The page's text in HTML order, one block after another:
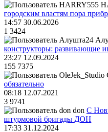
городским властям пора
14:57 30.06.2026
1 3424
конструкторы: развивающие
23:27 12.09.2024
155 7375
обязательно
08:18 12.07.2021
3 9741
don С
штурмовой бригады ДОН
17:33 31.12.2024